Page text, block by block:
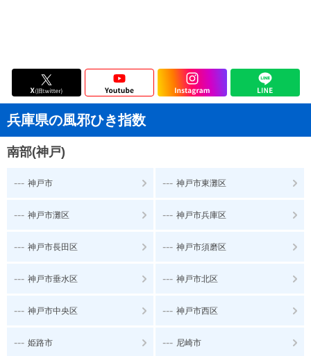
兵庫県の風邪ひき指数
南部(神戸)
--- 神戸市 --- 神戸市東灘区
--- 神戸市灘区 --- 神戸市兵庫区
--- 神戸市長田区 --- 神戸市須磨区
--- 神戸市垂水区 --- 神戸市北区
--- 神戸市中央区 --- 神戸市西区
--- 姫路市 --- 尼崎市